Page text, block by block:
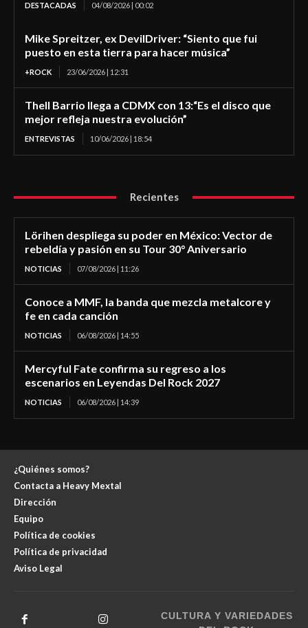
DESTACADAS 04/08/2026 | 00:02
Mike Spreitzer, ex DevilDriver: “Siento que fui
puesto en esta tierra para hacer música”
+ROCK 23/06/2026 | 12:31
Thell Barrio llega a CDMX con 13:“Es el disco que
mejor refleja nuestra evolución”
ENTREVISTAS 10/06/2026 | 18:54
Recientes
Lörihen despliega su poder en México: Vector de
rebeldía y pasión en su Tour 30° Aniversario
NOTICIAS 07/08/2026 | 11:26
Conoce a MMF, la banda que mezcla metalcore y
fe en cada canción
NOTICIAS 06/08/2026 | 14:55
Mercyful Fate confirma su regreso a los
escenarios en Leyendas Del Rock 2027
NOTICIAS 06/08/2026 | 14:39
¿Quiénes somos?
Contacta a Heavy Mextal
Dirección
Equipo
Política de cookies
Política de privacidad
Aviso Legal
CULTURA Y VARIEDADES